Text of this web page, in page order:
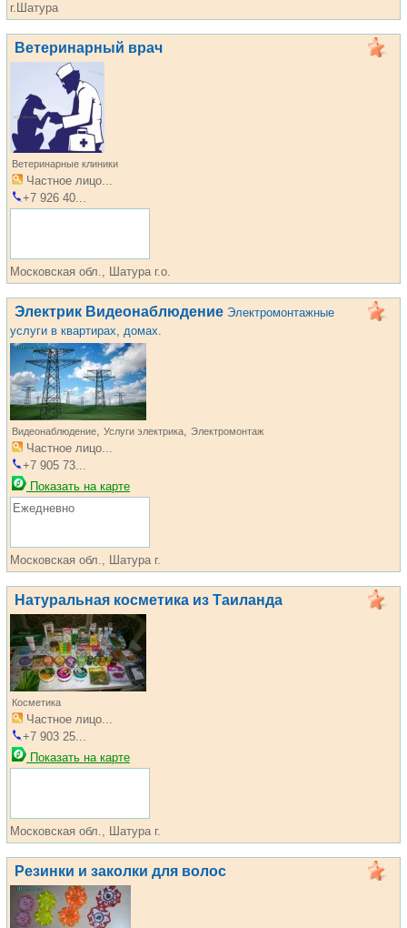
г.Шатура
Ветеринарный врач
Ветеринарные клиники
Частное лицо...
+7 926 40...
Московская обл., Шатура г.о.
Электрик Видеонаблюдение Электромонтажные
услуги в квартирах, домах.
Видеонаблюдение, Услуги электрика, Электромонтаж
Частное лицо...
+7 905 73...
Показать на карте
Ежедневно
Московская обл., Шатура г.
Натуральная косметика из Таиланда
Косметика
Частное лицо...
+7 903 25...
Показать на карте
Московская обл., Шатура г.
Резинки и заколки для волос